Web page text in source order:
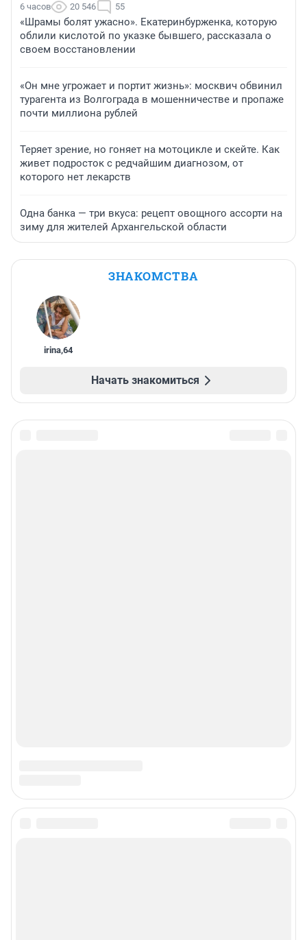
6 часов 20 546 55
«Шрамы болят ужасно». Екатеринбурженка, которую
облили кислотой по указке бывшего, рассказала о
своем восстановлении
«Он мне угрожает и портит жизнь»: москвич обвинил
турагента из Волгограда в мошенничестве и пропаже
почти миллиона рублей
Теряет зрение, но гоняет на мотоцикле и скейте. Как
живет подросток с редчайшим диагнозом, от
которого нет лекарств
Одна банка — три вкуса: рецепт овощного ассорти на
зиму для жителей Архангельской области
ЗНАКОМСТВА
irina,64
Начать знакомиться